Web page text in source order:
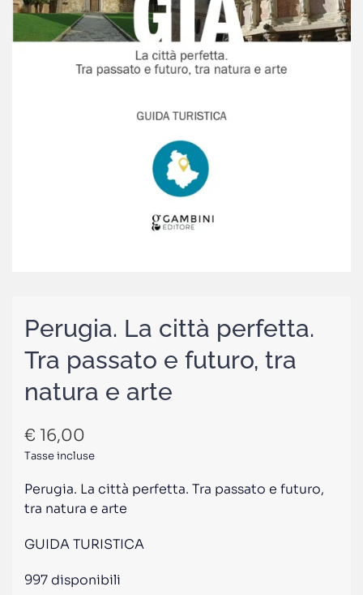
Perugia. La città perfetta.
Tra passato e futuro, tra
natura e arte
€ 16,00
Tasse incluse
Perugia. La città perfetta. Tra passato e futuro,
tra natura e arte
GUIDA TURISTICA
997 disponibili